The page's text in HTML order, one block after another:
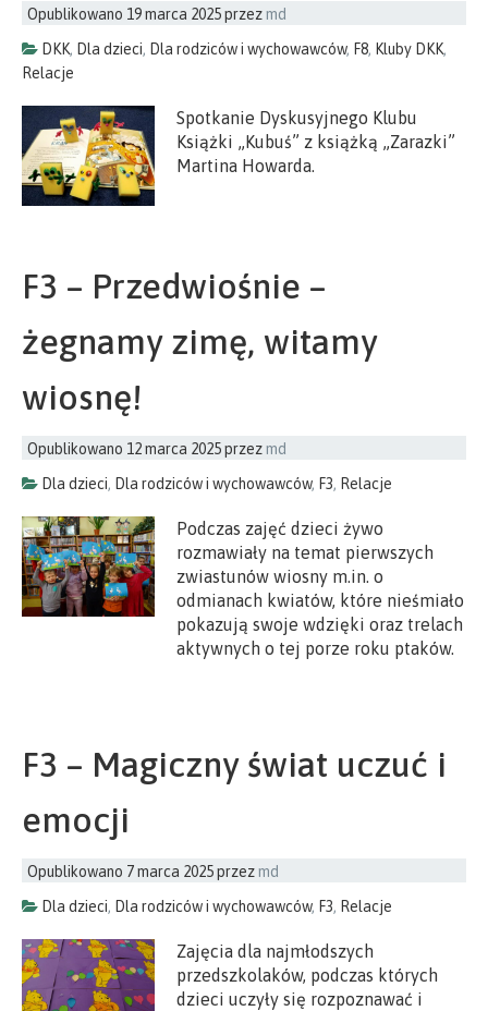
Opublikowano 19 marca 2025przezmd
DKK, Dla dzieci, Dla rodziców i wychowawców, F8, Kluby DKK,
Relacje
Spotkanie Dyskusyjnego Klubu
Książki „Kubuś” z książką „Zarazki”
Martina Howarda.
F3 – Przedwiośnie –
żegnamy zimę, witamy
wiosnę!
Opublikowano 12 marca 2025przezmd
Dla dzieci, Dla rodziców i wychowawców, F3, Relacje
Podczas zajęć dzieci żywo
rozmawiały na temat pierwszych
zwiastunów wiosny m.in. o
odmianach kwiatów, które nieśmiało
pokazują swoje wdzięki oraz trelach
aktywnych o tej porze roku ptaków.
F3 – Magiczny świat uczuć i
emocji
Opublikowano 7 marca 2025przezmd
Dla dzieci, Dla rodziców i wychowawców, F3, Relacje
Zajęcia dla najmłodszych
przedszkolaków, podczas których
dzieci uczyły się rozpoznawać i